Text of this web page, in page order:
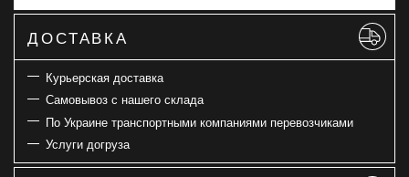
ДОСТАВКА
Курьерская доставка
Самовывоз с нашего склада
По Украине транспортными компаниями перевозчиками
Услуги догруза